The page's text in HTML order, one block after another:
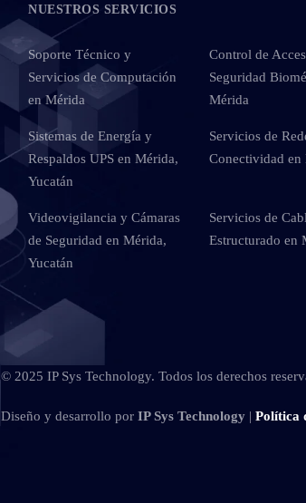
NUESTROS SERVICIOS
Soporte Técnico y
Servicios de Computación
en Mérida
Control de
Seguridad
Mérida
Sistemas de Energía y
Respaldos UPS en Mérida,
Yucatán
Servicios de
Conectividad en
Videovigilancia y Cámaras
de Seguridad en Mérida,
Yucatán
Servicios de
Estructurado en
© 2025 IP Sys Technology. Todos los derechos
Diseño y desarrollo por IP Sys Technology | Política